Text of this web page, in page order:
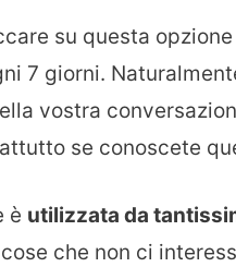
su questa
7 giorni.
vostra
se conoscete
è utilizzata da
che non ci